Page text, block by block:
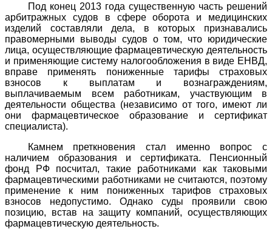
Под конец 2013 года существенную часть решений
арбитражных судов в сфере оборота и медицинских
изделий составляли дела, в которых признавались
правомерными выводы судов о том, что юридические
лица, осуществляющие фармацевтическую деятельность
и применяющие систему налогообложения в виде ЕНВД,
вправе применять пониженные тарифы страховых
взносов к выплатам и вознаграждениям,
выплачиваемым всем работникам, участвующим в
деятельности общества (независимо от того, имеют ли
они фармацевтическое образование и сертификат
специалиста).
Камнем преткновения стал именно вопрос с
наличием образования и сертификата. Пенсионный
фонд РФ посчитал, такие работниками как таковыми
фармацевтическими работниками не считаются, поэтому
применение к ним пониженных тарифов страховых
взносов недопустимо. Однако суды проявили свою
позицию, встав на защиту компаний, осуществляющих
фармацевтическую деятельность.